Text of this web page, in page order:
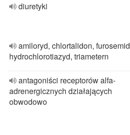
diuretyki
amiloryd, chlortalidon,
hydrochlorotiazyd, triametern
antagoniści receptorów alfa-
adrenergicznych działających
obwodowo